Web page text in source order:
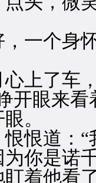
个身怀
了车，
眼来看
。
道：“
你是诺
他看了